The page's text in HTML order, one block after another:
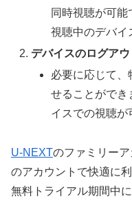
同時視聴が可
視聴中のデバイ
デバイスのログアウ
必要に応じて、
せることができ
イスでの視聴が
U-NEXTのファミリー
のアカウントで快適に
無料トライアル期間中